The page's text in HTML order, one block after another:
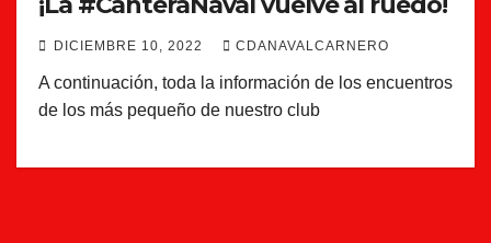
DICIEMBRE 10, 2022 CDANAVALCARNERO
A continuación, toda la información de los encuentros
de los más pequeño de nuestro club